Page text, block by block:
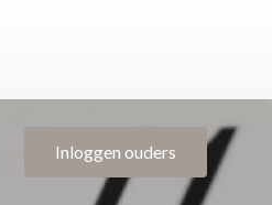
Inloggen ouders